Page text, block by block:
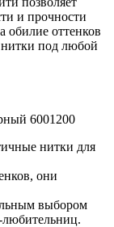
и прочности
обилие оттенков
нитки под любой
6001200
нитки для
они
выбором